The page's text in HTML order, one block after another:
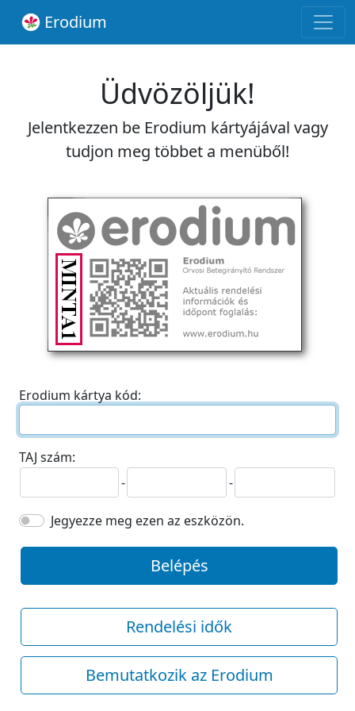
Erodium
Üdvözöljük!
Jelentkezzen be Erodium kártyájával vagy
tudjon meg többet a menüből!
Erodium kártya kód:
TAJ szám:
-
-
Jegyezze meg ezen az eszközön.
Belépés
Rendelési idők
Bemutatkozik az Erodium